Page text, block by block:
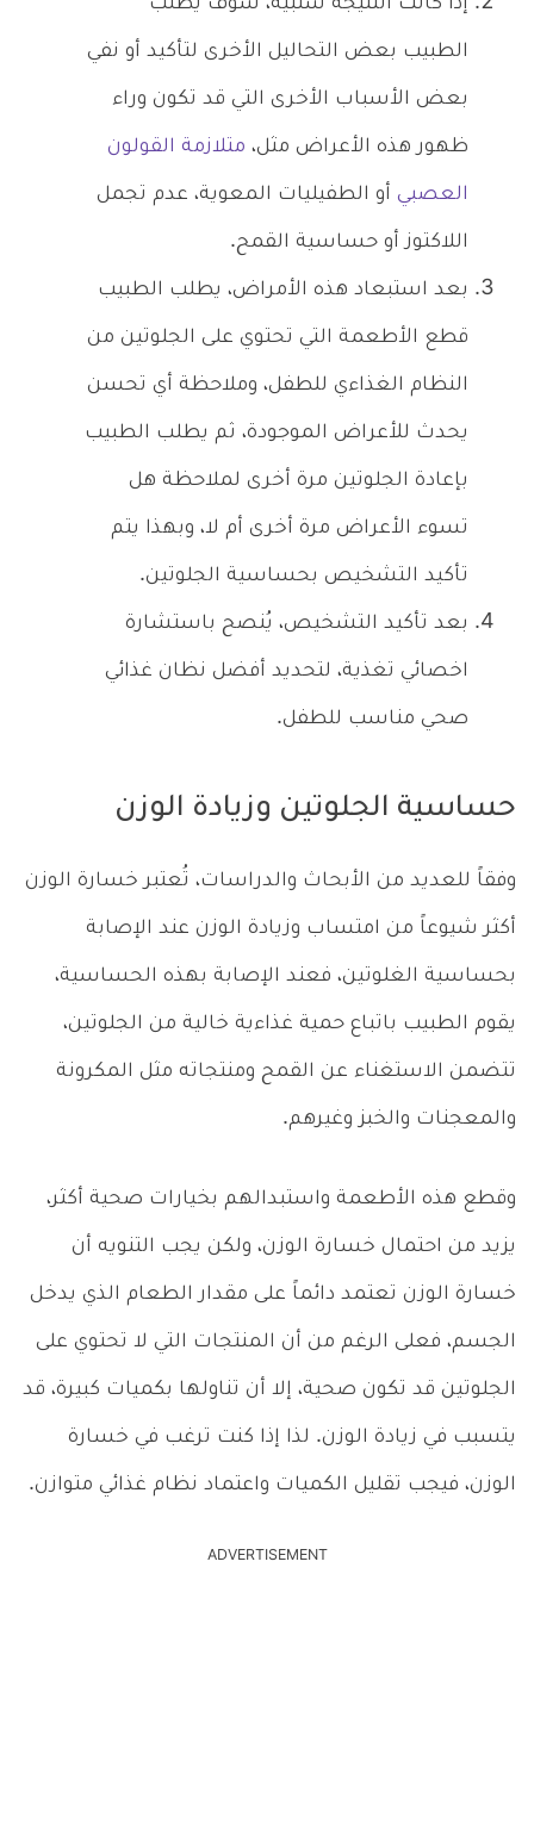
الطبيب بعض التحاليل الأخرى لتأكيد أو نفي
بعض الأسباب الأخرى التي قد تكون وراء
ظهور هذه الأعراض مثل، متلازمة القولون
العصبي أو الطفيليات المعوية، عدم تجمل
اللاكتوز أو حساسية القمح.
بعد استبعاد هذه الأمراض، يطلب الطبيب
قطع الأطعمة التي تحتوي على الجلوتين من
النظام الغذاءي للطفل، وملاحظة أي تحسن
يحدث للأعراض الموجودة، ثم يطلب الطبيب
بإعادة الجلوتين مرة أخرى لملاحظة هل
تسوء الأعراض مرة أخرى أم لا، وبهذا يتم
تأكيد التشخيص بحساسية الجلوتين.
بعد تأكيد التشخيص، يُنصح باستشارة
اخصائي تغذية، لتحديد أفضل نظان غذائي
صحي مناسب للطفل.
حساسية الجلوتين وزيادة الوزن
وفقاً للعديد من الأبحاث والدراسات، تُعتبر خسارة الوزن
أكثر شيوعاً من امتساب وزيادة الوزن عند الإصابة
بحساسية الغلوتين، فعند الإصابة بهذه الحساسية،
يقوم الطبيب باتباع حمية غذاءية خالية من الجلوتين،
تتضمن الاستغناء عن القمح ومنتجاته مثل المكرونة
والمعجنات والخبز وغيرهم.
وقطع هذه الأطعمة واستبدالهم بخيارات صحية أكثر،
يزيد من احتمال خسارة الوزن، ولكن يجب التنويه أن
خسارة الوزن تعتمد دائماً على مقدار الطعام الذي يدخل
الجسم، فعلى الرغم من أن المنتجات التي لا تحتوي على
الجلوتين قد تكون صحية، إلا أن تناولها بكميات كبيرة، قد
يتسبب في زيادة الوزن. لذا إذا كنت ترغب في خسارة
الوزن، فيجب تقليل الكميات واعتماد نظام غذائي متوازن.
ADVERTISEMENT